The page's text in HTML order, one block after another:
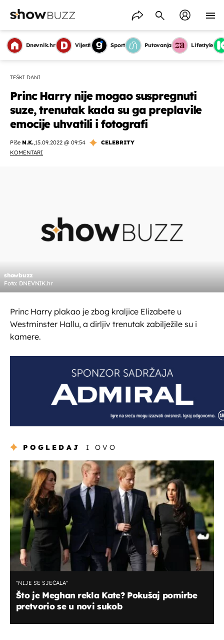
Dnevnik.hr Vijesti Sport Putovanja Lifestyle
TEŠKI DANI
Princ Harry nije mogao suspregnuti
suze, trenutak kada su ga preplavile
emocije uhvatili i fotografi
Piše N.K.,15.09.2022 @ 09:54
CELEBRITY
KOMENTARI
showbuzz
Foto: DNEVNIK.hr
Princ Harry plakao je zbog kraljice Elizabete u
Westminster Hallu, a dirljiv trenutak zabilježile su i
kamere.
POGLEDAJ I OVO
"NIJE SE SJEĆALA"
Što je Meghan rekla Kate? Pokušaj pomirbe
pretvorio se u novi sukob